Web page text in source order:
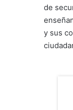
de
y sus